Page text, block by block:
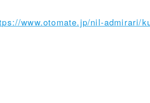
www.otomate.jp/nil-admirari/